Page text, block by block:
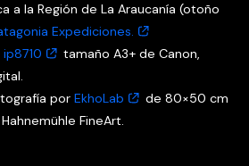
a la Región de La Araucanía (otoño
Expediciones.
tamaño A3+ de Canon,
por EkhoLab
de 80×50 cm
FineArt.